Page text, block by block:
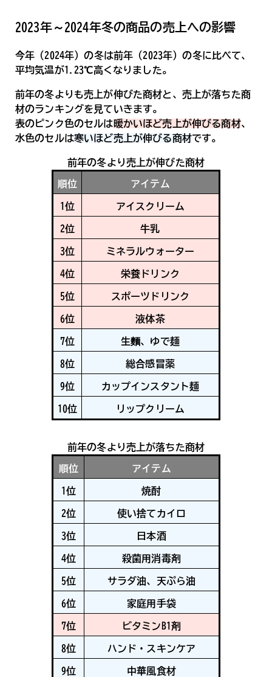
2023年～2024年冬の商品の売上への影響
今年（2024年）の冬は前年（2023年）の冬に比べて、
平均気温が1.23℃高くなりました。
前年の冬よりも売上が伸びた商材と、売上が落ちた商
材のランキングを見ていきます。
表のピンク色のセルは暖かいほど売上が伸びる商材、
水色のセルは寒いほど売上が伸びる商材です。
前年の冬より売上が伸びた商材
順位 アイテム
1位 アイスクリーム
2位 牛乳
3位 ミネラルウォーター
4位 栄養ドリンク
5位 スポーツドリンク
6位 液体茶
7位 生麵、ゆで麺
8位 総合感冒薬
9位 カップインスタント麺
10位 リップクリーム
前年の冬より売上が落ちた商材
順位 アイテム
1位 焼酎
2位 使い捨てカイロ
3位 日本酒
4位 殺菌用消毒剤
5位 サラダ油、天ぷら油
6位 家庭用手袋
7位 ビタミンB1剤
8位 ハンド・スキンケア
9位 中華風食材